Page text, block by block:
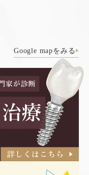
Google mapをみる